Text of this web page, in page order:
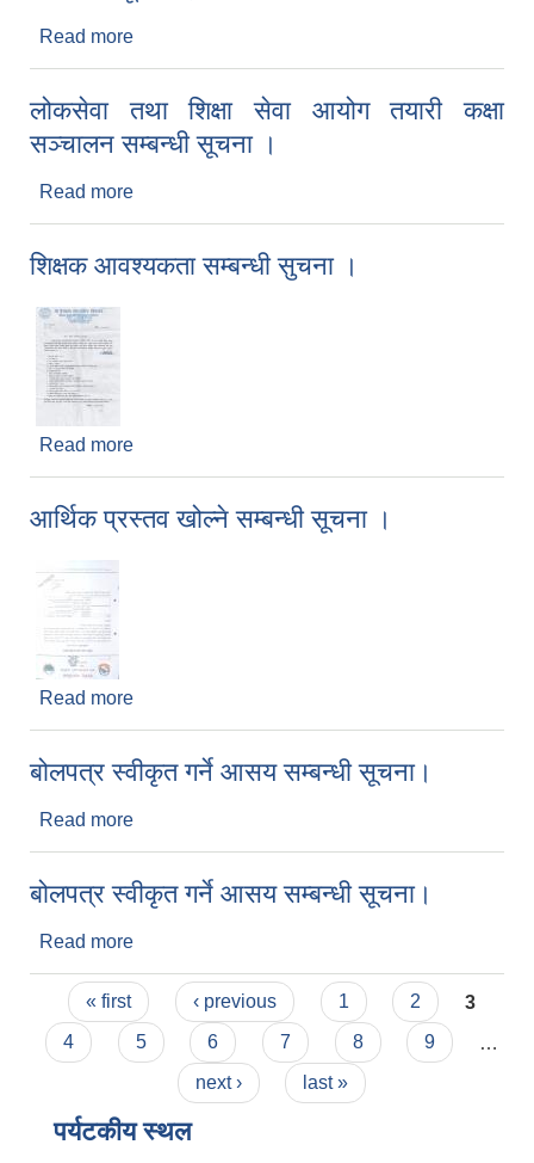
Read more
लोकसेवा तथा शिक्षा सेवा आयोग तयारी कक्षा
सञ्चालन सम्बन्धी सूचना ।
Read more
शिक्षक आवश्यकता सम्बन्धी सुचना ।
Read more
आर्थिक प्रस्तव खोल्ने सम्बन्धी सूचना ।
Read more
बोलपत्र स्वीकृत गर्ने आसय सम्बन्धी सूचना।
Read more
बोलपत्र स्वीकृत गर्ने आसय सम्बन्धी सूचना।
Read more
Pages
« first ‹ previous 1 2
3
4
5 6 7 8 9
next ›
last »
पर्यटकीय स्थल